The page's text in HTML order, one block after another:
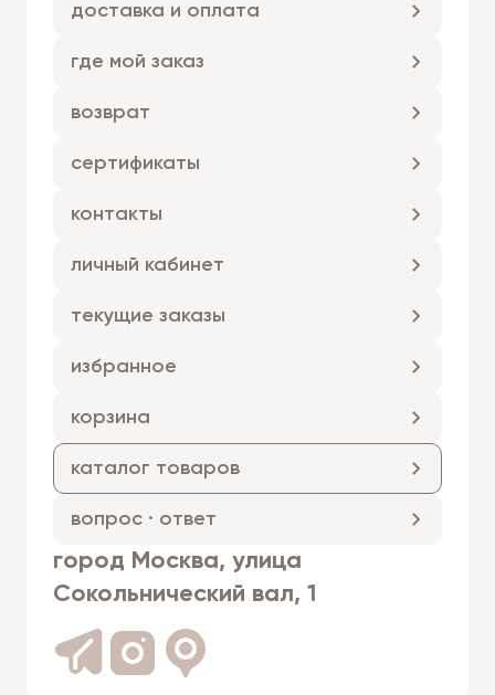
город Москва, улица
Сокольнический вал, 1
доставка и оплата
где мой заказ
возврат
сертификаты
контакты
личный кабинет
текущие заказы
избранное
корзина
каталог товаров
вопрос · ответ